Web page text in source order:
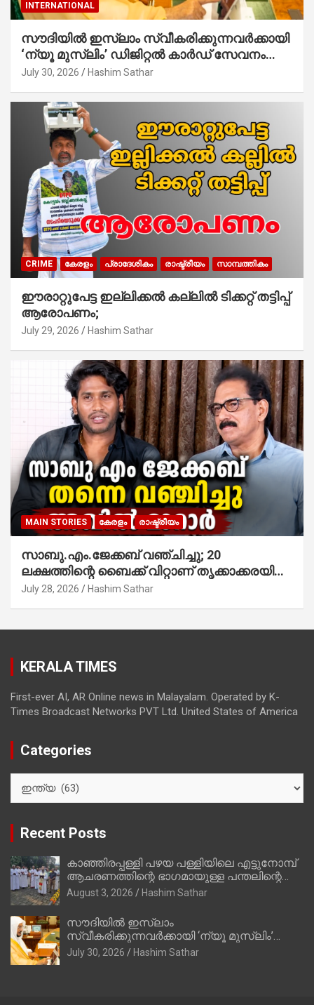
INTERNATIONAL
സൗദിയില്‍ ഇസ്‌ലാം സ്വീകരിക്കുന്നവര്‍ക്കായി
‘ന്യൂ മുസ്ലിം’ ഡിജിറ്റല്‍ കാര്‍ഡ് സേവനം
ആരംഭിച്ചു
July 30, 2026 Hashim Sathar
CRIME കേരളം പ്രാദേശികം രാഷ്ട്രീയം സാമ്പത്തികം
ഈരാറ്റുപേട്ട ഇല്ലിക്കൽ കല്ലിൽ ടിക്കറ്റ് തട്ടിപ്പ്
ആരോപണം;
July 29, 2026 Hashim Sathar
MAIN STORIES കേരളം രാഷ്ട്രീയം
സാബു.എം.ജേക്കബ് വഞ്ചിച്ചു; 20
ലക്ഷത്തിന്റെ ബൈക്ക് വിറ്റാണ് തൃക്കാക്കരയില്‍
മത്സരിച്ചത്! പ്രചാരണത്തിന് രണ്ടേ രണ്ടുപേര്‍
അഖില്‍ മാരാര്‍ ട്വന്റി 20 വിട്ടു
July 28, 2026 Hashim Sathar
KERALA TIMES
First-ever AI, AR Online news in Malayalam. Operated by K-
Times Broadcast Networks PVT Ltd. United States of America
Categories
Recent Posts
കാഞ്ഞിരപ്പള്ളി പഴയ പള്ളിയിലെ എട്ടുനോമ്പ്
ആചരണത്തിന്റെ ഭാഗമായുള്ള പന്തലിന്റെ
കാൽനാട്ട് കർമ്മം ആർച്ച് പ്രീസ്റ്റ് വെരി.
റവ.ഫാ. കുര്യൻ താമരശ്ശേരി നിർവഹിക്കുന്നു.
August 3, 2026 Hashim Sathar
സൗദിയില്‍ ഇസ്‌ലാം
സ്വീകരിക്കുന്നവര്‍ക്കായി ‘ന്യൂ മുസ്ലിം’
ഡിജിറ്റല്‍ കാര്‍ഡ് സേവനം ആരംഭിച്ചു
July 30, 2026 Hashim Sathar